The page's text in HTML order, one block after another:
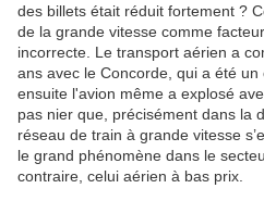
des billets était réduit fortement ?
de la grande vitesse comme
incorrecte. Le transport aérien a
ans avec le Concorde, qui a été
ensuite l'avion même a explosé
pas nier que, précisément dans la
réseau de train à grande vitesse
le grand phénomène dans le
contraire, celui aérien à bas prix.